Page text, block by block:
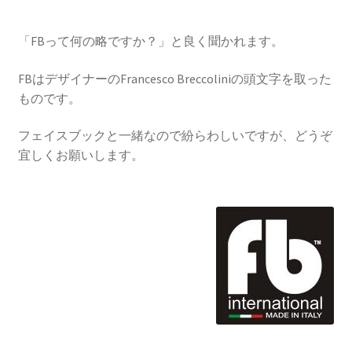
「FBって何の略ですか？」と良く聞かれます。
FBはデザイナーのFrancesco Breccoliniの頭文字を取った
ものです。
フェイスブックと一緒なので紛らわしいですが、どうぞ
宜しくお願いします。